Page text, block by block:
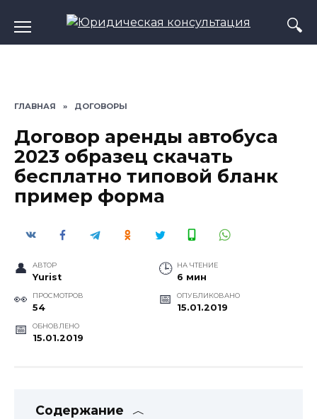
содержанию
ГЛАВНАЯ » ДОГОВОРЫ
Договор аренды автобуса
2023 образец скачать
бесплатно типовой бланк
пример форма
АВТОР
Yurist
НА ЧТЕНИЕ
6 мин
ПРОСМОТРОВ
54
ОПУБЛИКОВАНО
15.01.2019
ОБНОВЛЕНО
15.01.2019
Содержание